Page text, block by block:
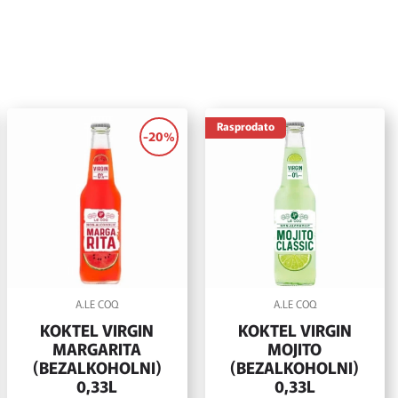
-20%
A.LE COQ
KOKTEL VIRGIN
MARGARITA
(BEZALKOHOLNI)
0,33L
Rasprodato
A.LE COQ
KOKTEL VIRGIN
MOJITO
(BEZALKOHOLNI)
0,33L